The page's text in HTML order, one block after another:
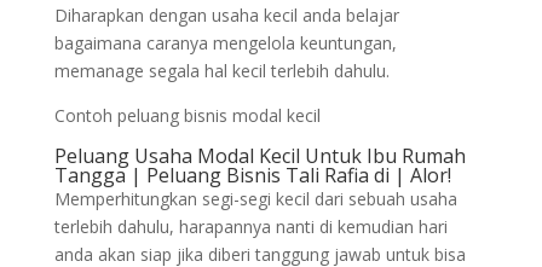
Diharapkan dengan usaha kecil anda belajar
bagaimana caranya mengelola keuntungan,
memanage segala hal kecil terlebih dahulu.
Contoh peluang bisnis modal kecil
Peluang Usaha Modal Kecil Untuk Ibu Rumah
Tangga | Peluang Bisnis Tali Rafia di | Alor!
Memperhitungkan segi-segi kecil dari sebuah usaha
terlebih dahulu, harapannya nanti di kemudian hari
anda akan siap jika diberi tanggung jawab untuk bisa